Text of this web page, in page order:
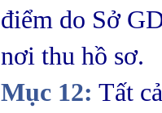
điểm do Sở
nơi thu hồ sơ.
Mục 12: Tất